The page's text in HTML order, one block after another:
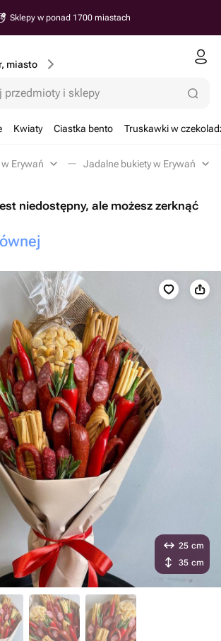
Sklepy w ponad 1700 miastach
miasto
przedmioty i sklepy
Kwiaty Ciastka bento Truskawki w
Erywań Jadalne bukiety w Erywań
niedostępny, ale możesz zerknąć
25 cm
35 cm